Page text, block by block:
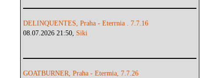
DELINQUENTES, Praha - Eterrnia . 7.7.16
08.07.2026 21:50, Siki
GOATBURNER, Praha - Etermia, 7.7.26